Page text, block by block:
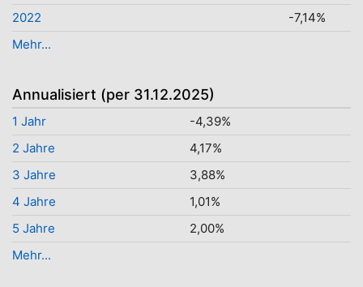
2022
-7,14%
Mehr...
Annualisiert (per 31.12.2025)
1 Jahr
-4,39%
2 Jahre
4,17%
3 Jahre
3,88%
4 Jahre
1,01%
5 Jahre
2,00%
Mehr...